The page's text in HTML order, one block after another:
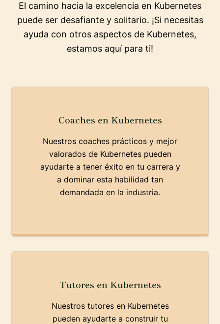
El camino hacia la excelencia en Kubernetes
puede ser desafiante y solitario. ¡Si necesitas
ayuda con otros aspectos de Kubernetes,
estamos aquí para ti!
Coaches en Kubernetes
Nuestros coaches prácticos y mejor
valorados de Kubernetes pueden
ayudarte a tener éxito en tu carrera y
a dominar esta habilidad tan
demandada en la industria.
Tutores en Kubernetes
Nuestros tutores en Kubernetes
pueden ayudarte a construir tu